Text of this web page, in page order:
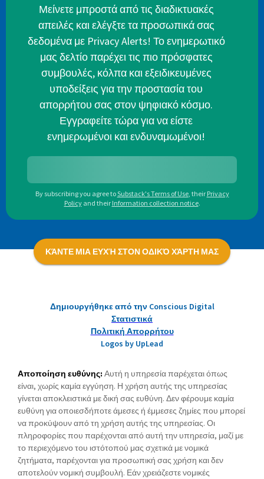
Μείνετε μπροστά από τις διαδικτυακές
απειλές και ελέγξτε τα προσωπικά σας
δεδομένα με Privacy Alerts! Το ενημερωτικό
μας δελτίο παρέχει τις πιο πρόσφατες
συμβουλές, κόλπα και εξειδικευμένες
υποδείξεις για την προστασία του
απορρήτου σας στον ψηφιακό κόσμο.
Εγγραφείτε τώρα για να είστε
ενημερωμένοι και ενδυναμωμένοι!
By subscribing you agree toSubstack's Terms of Use, their Privacy
Policy and their Information collection notice.
ΚΆΝΤΕ ΜΙΑ ΕΥΧΉ ΣΤΟΝ ΟΔΙΚΌ ΧΆΡΤΗ ΜΑΣ
Δημιουργήθηκε από την Conscious Digital
Στατιστικά
Πολιτική Απορρήτου
Logos by UpLead
Αποποίηση ευθύνης: Αυτή η υπηρεσία παρέχεται όπως
είναι, χωρίς καμία εγγύηση. Η χρήση αυτής της υπηρεσίας
γίνεται αποκλειστικά με δική σας ευθύνη. Δεν φέρουμε καμία
ευθύνη για οποιεσδήποτε άμεσες ή έμμεσες ζημίες που μπορεί
να προκύψουν από τη χρήση αυτής της υπηρεσίας. Οι
πληροφορίες που παρέχονται από αυτή την υπηρεσία, μαζί με
το περιεχόμενο του ιστότοπού μας σχετικά με νομικά
ζητήματα, παρέχονται για προσωπική σας χρήση και δεν
αποτελούν νομική συμβουλή. Εάν χρειάζεστε νομικές